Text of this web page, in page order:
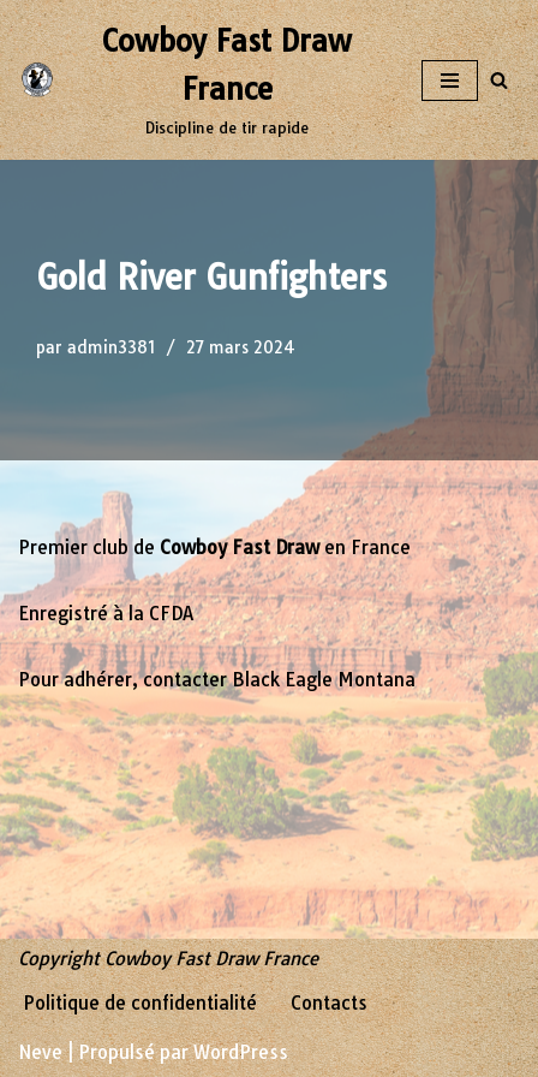
Aller
au
contenu
Cowboy Fast Draw
France
Discipline de tir rapide
Gold River Gunfighters
par admin3381 27 mars 2024
Premier club de Cowboy Fast Drawen France
Enregistré à la CFDA
Pour adhérer, contacter Black Eagle Montana
Copyright Cowboy Fast Draw France
Politique de confidentialité
Contacts
Neve| Propulsé parWordPress